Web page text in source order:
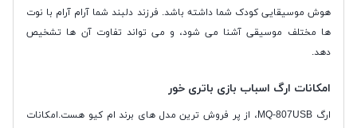
هوش موسیقایی کودک شما داشته باشد. فرزند دلبند شما آرام آرام با نوت
ها مختلف موسیقی آشنا می شود، و می تواند تفاوت آن ها تشخیص
دهد.
امکانات ارگ اسباب بازی باتری خور
ارگ MQ-807USB، از پر فروش ترین مدل های برند ام کیو هست.
امکانات